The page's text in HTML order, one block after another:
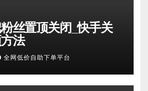
丝置顶关闭_快手关
法
全网低价自助下单平台